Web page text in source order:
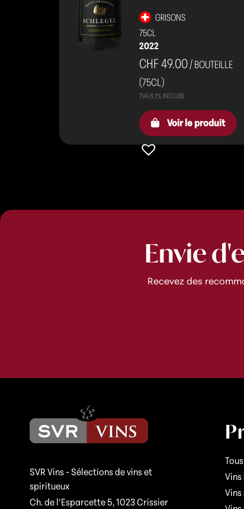
GRISONS
75CL
2022
CHF 49.00/ BOUTEILLE
(75CL)
Voir le produit
Envie
Recevez des
SVR Vins - Sélections de vins et
spiritueux
Ch. de l’Esparcette 5, 1023 Crissier
Vins
Vins